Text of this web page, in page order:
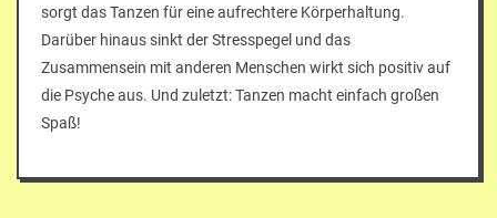
sorgt das Tanzen für eine aufrechtere Körperhaltung.
Darüber hinaus sinkt der Stresspegel und das
Zusammensein mit anderen Menschen wirkt sich positiv auf
die Psyche aus. Und zuletzt: Tanzen macht einfach großen
Spaß!